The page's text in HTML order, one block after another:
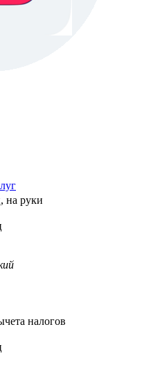
на руки
налогов